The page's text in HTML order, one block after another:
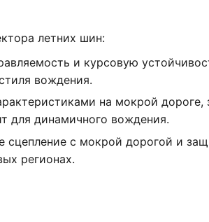
летних шин:
и курсовую
вождения.
на мокрой дороге,
для динамичного вождения.
с мокрой дорогой и
регионах.